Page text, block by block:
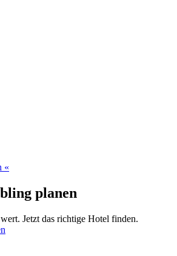
«
planen
Jetzt das richtige Hotel finden.